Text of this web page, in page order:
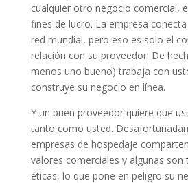
cualquier otro negocio comercial,
fines de lucro. La empresa
red mundial, pero eso es solo el
relación con su proveedor. De
menos uno bueno) trabaja con
construye su negocio en línea.
Y un buen proveedor quiere que
tanto como usted.
empresas de hospedaje
valores comerciales y algunas
éticas, lo que pone en peligro su